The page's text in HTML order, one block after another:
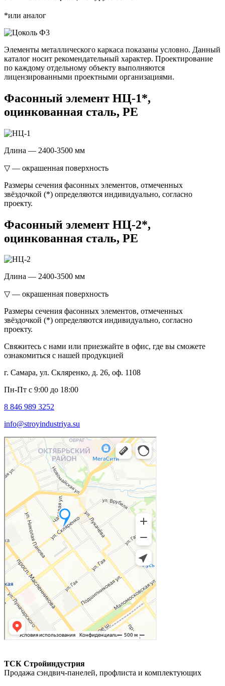
*или аналог
Элементы металлического каркаса показаны условно. Данный
каталог носит рекомендательный характер. Проектирование
по каждому отдельному объекту выполняются
лицензированными проектными организациями.
Фасонный элемент НЦ-1*,
оцинкованная сталь, РЕ
Длина — 2400-3500 мм
▽ — окрашенная поверхность
Размеры сечения фасонных элементов, отмеченных
звёздочкой (*) определяются индивидуально, согласно
проекту.
Фасонный элемент НЦ-2*,
оцинкованная сталь, РЕ
Длина — 2400-3500 мм
▽ — окрашенная поверхность
Размеры сечения фасонных элементов, отмеченных
звёздочкой (*) определяются индивидуально, согласно
проекту.
Свяжитесь с нами или приезжайте в офис, где вы сможете
ознакомиться с нашей продукцией
г. Самара, ул. Скляренко, д. 26, оф. 1108
Пн-Пт с 9:00 до 18:00
8 846 989 3252
info@stroyindustriya.su
ТСК Стройиндустрия
Продажа сэндвич-панелей, профлиста и комплектующих